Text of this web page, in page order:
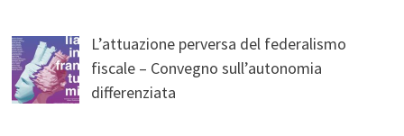
L’attuazione perversa del federalismo
fiscale – Convegno sull’autonomia
differenziata